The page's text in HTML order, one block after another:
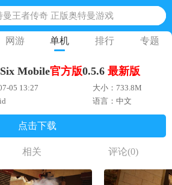
曼王者传奇 正版奥特曼游戏
跑酷体验服国际服 地铁跑酷体验服版本
光遇手游正版 点亮星空共庆周年
觉醒生机腾讯正版 黎明觉醒生机国际服
派对下载 蛋仔派对体验服
网游 单机 排行 专题
Mobile官方版0.5.6 最新版
05 13:27
大小：733.8M
语言：中文
点击下载
相关 评论(0)